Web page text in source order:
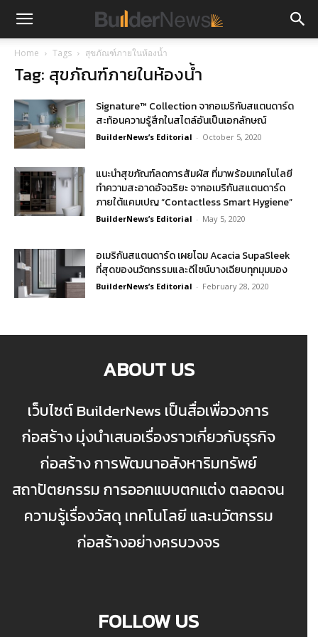
Home Tags สุขภัณฑ์ภายในห้องน้ำ
Tag: สุขภัณฑ์ภายในห้องน้ำ
Signature™ Collection จากอเมริกันสแตนดาร์ด
สะท้อนความรู้สึกในสไตล์อันเป็นเอกลักษณ์
BuilderNews’s Editorial - October 5, 2020
แนะนำสุขภัณฑ์ลดการสัมผัส ที่มาพร้อมเทคโนโลยี
ทำความสะอาดอัจฉริยะ จากอเมริกันสแตนดาร์ด
ภายใต้แคมเปญ “Contactless Smart Hygiene”
BuilderNews’s Editorial - May 5, 2020
อเมริกันสแตนดาร์ด เผยโฉม Acacia SupaSleek
ที่สุดของนวัตกรรมและดีไซน์บางเฉียบทุกมุมมอง
BuilderNews’s Editorial - February 28, 2020
ABOUT US
เว็บไซต์ BuilderNews เป็นสื่อเพื่อวงการ
ก่อสร้าง มุ่งนำเสนอเรื่องราวเกี่ยวกับธุรกิจ
ก่อสร้าง การพัฒนาอสังหาริมทรัพย์
สถาปัตยกรรม การออกแบบตกแต่ง ตลอดจน
ความรู้เรื่องวัสดุ เทคโนโลยี และนวัตกรรม
ก่อสร้างอย่างครบวงจร
FOLLOW US